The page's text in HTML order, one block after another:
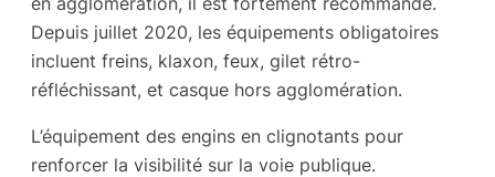
Depuis juillet 2020, les équipements obligatoires
incluent freins, klaxon, feux, gilet rétro-
réfléchissant, et casque hors agglomération.
L’équipement des engins en clignotants pour
renforcer la visibilité sur la voie publique.